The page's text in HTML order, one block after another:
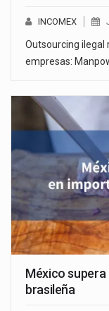
INCOMEX
Outsourcing ilegal
empresas:
México supera
brasileña